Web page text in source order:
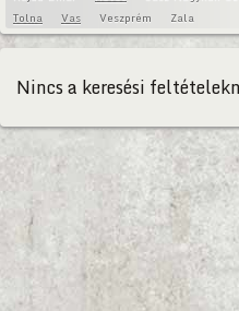
Tolna
Vas Veszprém Zala
Nincs a keresési